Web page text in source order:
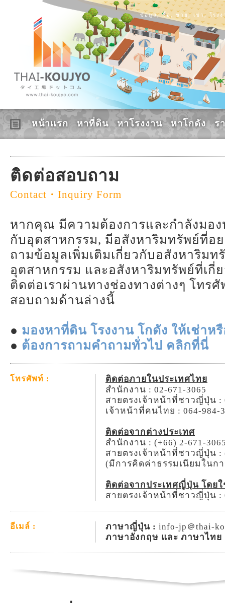
ข้อมูล, ซื้อ, ขาย, เช่า, โรง
หน้าแรก หาที่ดิน หาโรงงาน หาโกดัง ร
ติดต่อสอบถาม
Contact・Inquiry Form
หากคุณ มีความต้องการและกำลังมอ
กับอุตสาหกรรม, มีอสังหาริมทรัพย์ที่อ
ถามข้อมูลเพิ่มเติมเกี่ยวกับอสังหาริม
อุตสาหกรรม และอสังหาริมทรัพย์ที่เ
ติดต่อเราผ่านทางช่องทางต่างๆ โทร
สอบถามด้านล่างนี้
● มองหาที่ดิน โรงงาน โกดัง ให้เช่าห
● ต้องการถามคำถามทั่วไป คลิกที่นี่
โทรศัพท์ :
ติดต่อภายในประเทศไทย
สำนักงาน : 02-671-3065
สายตรงเจ้าหน้าที่ชาวญี่ปุ่น :
เจ้าหน้าที่คนไทย : 064-984-
ติดต่อจากต่างประเทศ
สำนักงาน : (+66) 2-671-
สายตรงเจ้าหน้าที่ชาวญี่ปุ่น :
(มีการคิดค่าธรรมเนียมในก
ติดต่อจากประเทศญี่ปุ่น โดย
สายตรงเจ้าหน้าที่ชาวญี่ปุ่น :
อีเมล์ : ภาษาญี่ปุ่น : info-jp＠thai-
ภาษาอังกฤษ และ ภาษาไทย